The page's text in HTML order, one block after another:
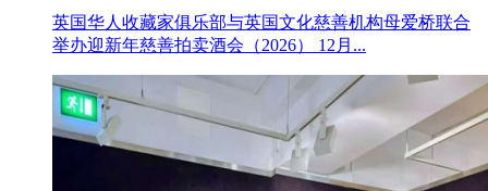
英国华人收藏家俱乐部与英国文化慈善机构母爱桥联合
举办迎新年慈善拍卖酒会（2026） 12月...